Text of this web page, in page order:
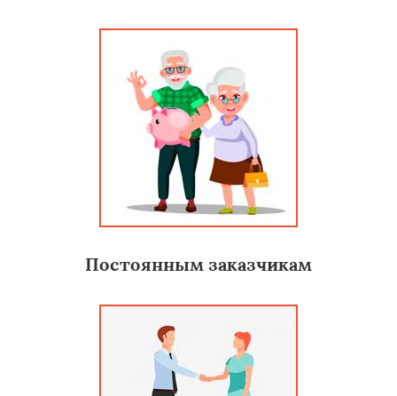
Постоянным заказчикам